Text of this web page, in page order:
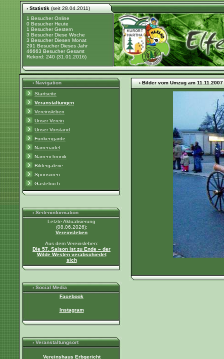
› Statistik (seit 28.04.2011)
1 Besucher Online
0 Besucher Heute
1 Besucher Gestern
3 Besucher Diese Woche
3 Besucher Diesen Monat
291 Besucher Dieses Jahr
46663 Besucher Gesamt
Rekord: 240 (31.01.2016)
› Navigation
Startseite
Veranstaltungen
Vereinsleben
Unser Verein
Unser Vorstand
Funkengarde
Narrenadel
Narrenchronik
Bildergalerie
Sponsoren
Gästebuch
› Seiteninformation
Letzte Aktualisierung
(08.06.2026):
Vereinsleben
Aus dem Vereinsleben:
Die 57. Saison ist zu Ende – der
Wilde Westen verabschiedet
sich
› Social Media
Facebook
Instagram
› Veranstaltungsort
Vereinshaus Erbgericht
› Bilder vom Umzug am 11.11.2007